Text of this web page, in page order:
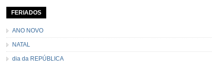
FERIADOS
ANO NOVO
NATAL
dia da REPÚBLICA